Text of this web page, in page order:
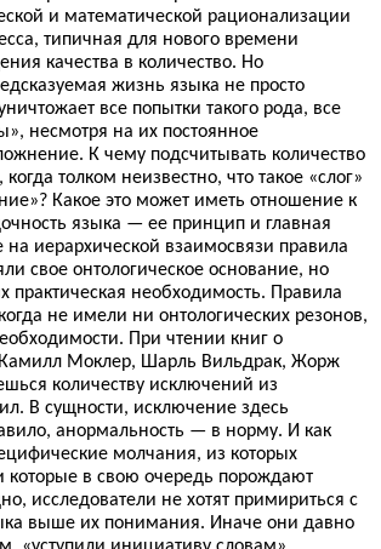
и математической рационализации
типичная для нового времени
качества в количество. Но
жизнь языка не просто
все попытки такого рода, все
несмотря на их постоянное
К чему подсчитывать количество
толком неизвестно, что такое «слог»
Какое это может иметь отношение к
языка — ее принцип и главная
иерархической взаимосвязи правила
свое онтологическое основание, но
практическая необходимость. Правила
не имели ни онтологических резонов,
При чтении книг о
Моклер, Шарль Вильдрак, Жорж
количеству исключений из
В сущности, исключение здесь
анормальность — в норму. И как
молчания, из которых
которые в свою очередь порождают
исследователи не хотят примириться с
выше их понимания. Иначе они давно